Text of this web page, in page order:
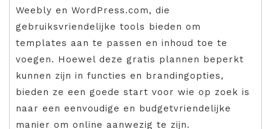
Weebly en WordPress.com, die
gebruiksvriendelijke tools bieden om
templates aan te passen en inhoud toe te
voegen. Hoewel deze gratis plannen beperkt
kunnen zijn in functies en brandingopties,
bieden ze een goede start voor wie op zoek is
naar een eenvoudige en budgetvriendelijke
manier om online aanwezig te zijn.